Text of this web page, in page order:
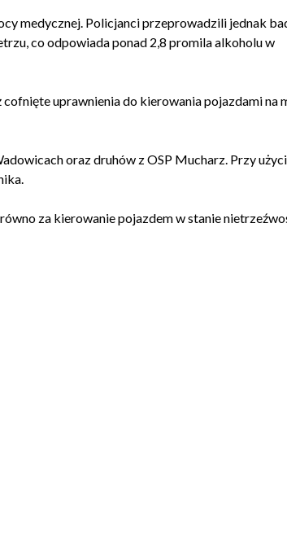
medycznej. Policjanci przeprowadzili jednak
co odpowiada ponad 2,8 promila alkoholu w
uprawnienia do kierowania pojazdami na
oraz druhów z OSP Mucharz. Przy
za kierowanie pojazdem w stanie